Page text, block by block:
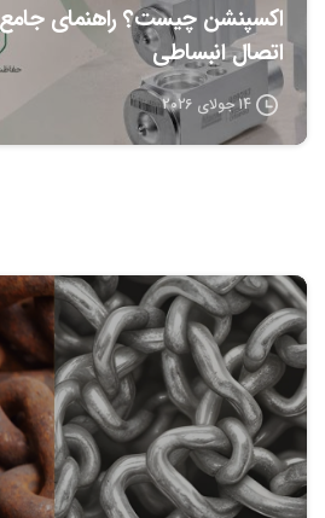
اکسپنشن چیست؟ راهنمای
اتصال انبساطی
14 جولای 2026